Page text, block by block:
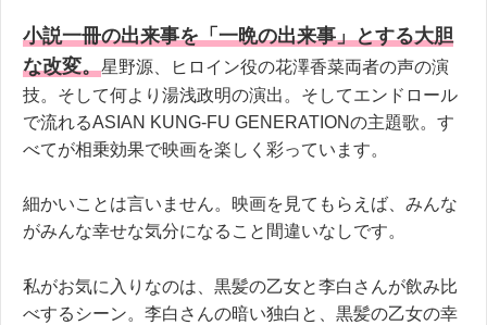
小説一冊の出来事を「一晩の出来事」とする大胆
な改変。星野源、ヒロイン役の花澤香菜両者の声の演
技。そして何より湯浅政明の演出。そしてエンドロール
で流れるASIAN KUNG-FU GENERATIONの主題歌。す
べてが相乗効果で映画を楽しく彩っています。
細かいことは言いません。映画を見てもらえば、みんな
がみんな幸せな気分になること間違いなしです。
私がお気に入りなのは、黒髪の乙女と李白さんが飲み比
べするシーン。李白さんの暗い独白と、黒髪の乙女の幸